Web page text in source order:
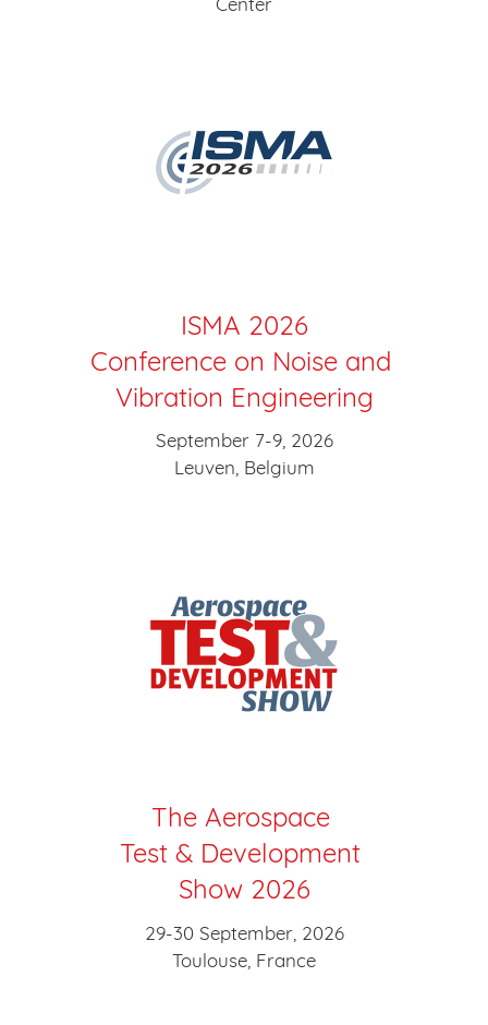
ISMA 2026
Conference on Noise and
Vibration Engineering
September 7-9, 2026
Leuven, Belgium
The Aerospace
Test & Development
Show 2026
29-30 September, 2026
Toulouse, France